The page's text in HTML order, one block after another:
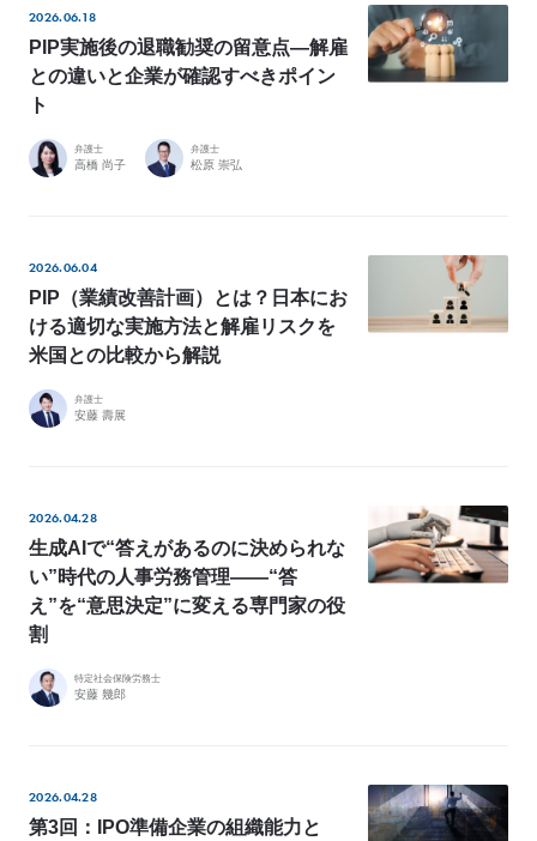
入
例
L
m
b
e
r
’
s
o
r
y
所
ー
の
想
2026.06.18
PIP実施後の退職勧奨の留意点―解雇
との違いと企業が確認すべきポイン
ト
弁護士
高橋 尚子
弁護士
松原 崇弘
2026.06.04
PIP（業績改善計画）とは？日本にお
ける適切な実施方法と解雇リスクを
米国との比較から解説
弁護士
安藤 壽展
2026.04.28
生成AIで“答えがあるのに決められな
い”時代の人事労務管理――“答
え”を“意思決定”に変える専門家の役
割
特定社会保険労務士
安藤 幾郎
2026.04.28
第3回：IPO準備企業の組織能力と